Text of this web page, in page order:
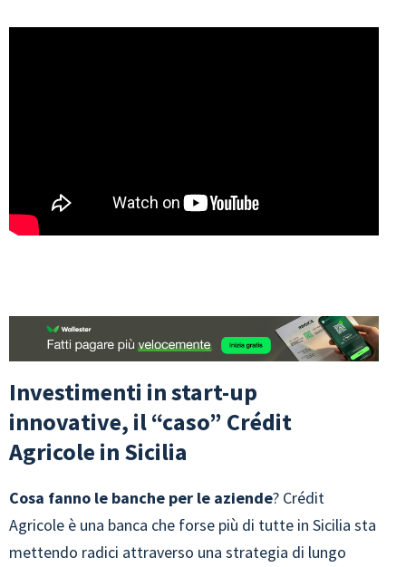
Investimenti in start-up
innovative, il “caso” Crédit
Agricole in Sicilia
Cosa fanno le banche per le aziende? Crédit
Agricole è una banca che forse più di tutte in Sicilia sta
mettendo radici attraverso una strategia di lungo